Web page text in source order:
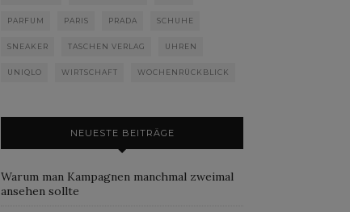
PARFUM PARIS PRADA SCHUHE
SNEAKER TASCHEN VERLAG UHREN
UNIQLO WIRTSCHAFT WOCHENRÜCKBLICK
NEUESTE BEITRÄGE
Warum man Kampagnen manchmal zweimal
ansehen sollte